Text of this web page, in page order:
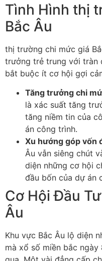
Tình Hình thị
Bắc Âu
thị trường chi mức giá
trưởng trẻ trung với tràn
bắt buộc ít cơ hội gợi
Tăng trưởng chi
là xác suất tăng
tăng niềm tin của
án công trình.
Xu hướng góp vốn
Âu vẫn siêng chút
diện những cơ hội
đầu bốn của dự án
Cơ Hội Đầu
Âu
Khu vực Bắc Âu lộ diện
mà xổ số miền bắc